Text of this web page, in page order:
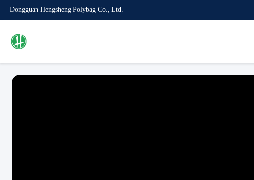
Dongguan Hengsheng Polybag Co., Ltd.